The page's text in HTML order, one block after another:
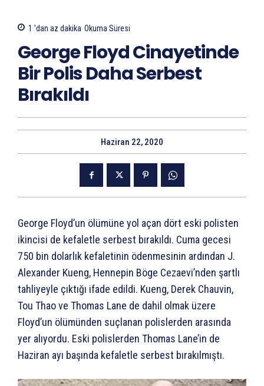
1 'dan az dakika Okuma Süresi
George Floyd Cinayetinde
Bir Polis Daha Serbest
Bırakıldı
Haziran 22, 2020
George Floyd’un ölümüne yol açan dört eski polisten
ikincisi de kefaletle serbest bırakıldı. Cuma gecesi
750 bin dolarlık kefaletinin ödenmesinin ardından J.
Alexander Kueng, Hennepin Böge Cezaevi’nden şartlı
tahliyeyle çıktığı ifade edildi. Kueng, Derek Chauvin,
Tou Thao ve Thomas Lane de dahil olmak üzere
Floyd’un ölümünden suçlanan polislerden arasında
yer alıyordu. Eski polislerden Thomas Lane’in de
Haziran ayı başında kefaletle serbest bırakılmıştı.